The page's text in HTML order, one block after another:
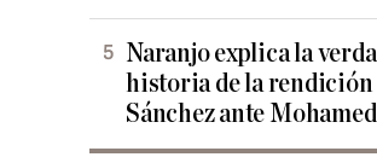
Naranjo explica la
historia de la rendición
Sánchez ante